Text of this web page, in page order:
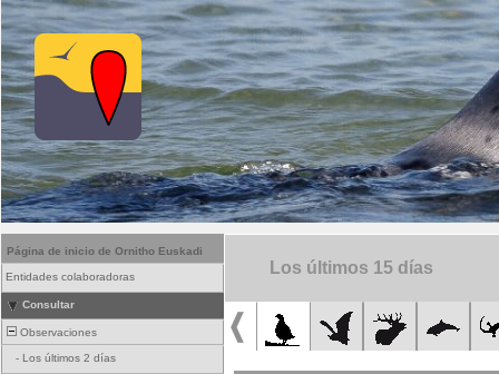
Página de inicio de Ornitho Euskadi
Entidades colaboradoras
Consultar
Observaciones
- Los últimos 2 días
Los últimos 15 días